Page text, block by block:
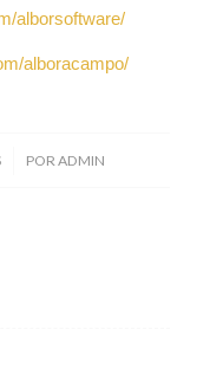
alborsoftware/
alboracampo/
PORADMIN